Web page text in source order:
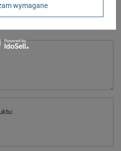
ocena:
5/5
wymagane